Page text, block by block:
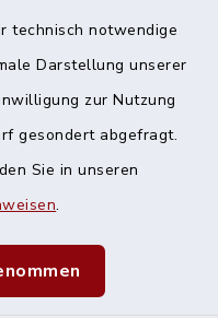
technisch notwendige
Darstellung unserer
zur Nutzung
gesondert abgefragt.
Sie in unseren
.